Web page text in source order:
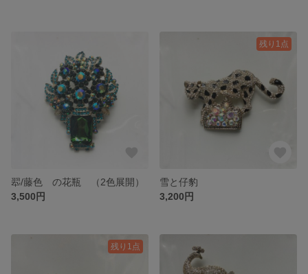
翆/藤色 の花瓶 （2色展開）
3,500円
残り1点
雪と仔豹
3,200円
残り1点